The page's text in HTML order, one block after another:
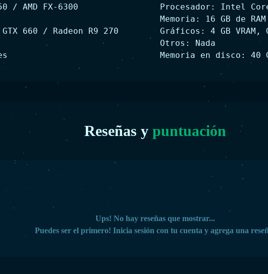
/ AMD FX-6300
660 / Radeon R9 270
Procesador: Intel
Memoria: 16 GB de RAM
Gráficos: 4 GB VRAM,
Otros: Nada
Memoria en disco: 40
Reseñas y puntuación
Ups! No hay reseñas que mostrar...
Puedes ser el primero! Inicia sesión con tu cuenta y agrega una